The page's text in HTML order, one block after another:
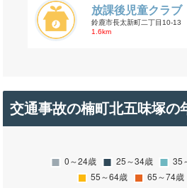
放課後児童クラ
鈴鹿市長太新町二丁目10-13
1.6km
交通事故の楠町北五味塚の